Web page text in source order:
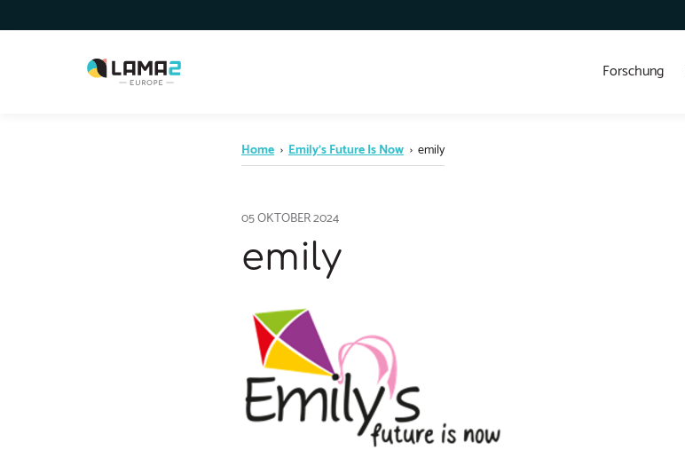
Forschung
Home › Emily’s Future Is Now › emily
05 OKTOBER 2024
emily